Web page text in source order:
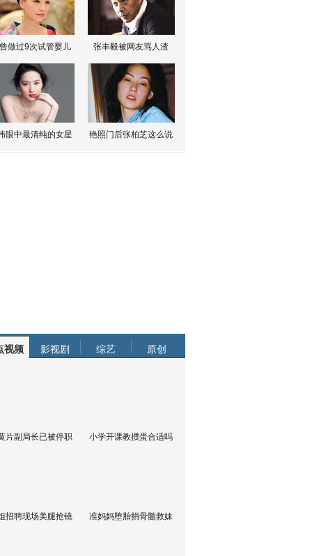
做过9次试管婴儿 张丰毅被网友骂人渣
眼中最清纯的女星 艳照门后张柏芝这么说
视频 影视剧 综艺 原创
片副局长已被停职 小学开课教掼蛋合适吗
招聘现场美腿抢镜 准妈妈堕胎捐骨髓救妹